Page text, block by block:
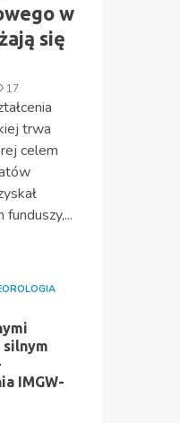
w
się
17
trwa
celem
silnym
IMGW-